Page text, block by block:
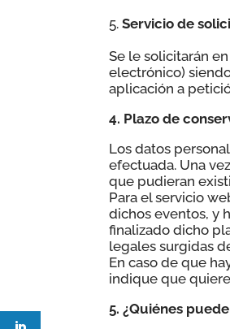
Servicio de
Se le solicitarán
electrónico)
aplicación a
4. Plazo de
Los datos
efectuada. Una
que pudieran
Para el servicio
dichos eventos, y
finalizado dicho
legales surgidas
En caso de que
indique que
5. ¿Quiénes